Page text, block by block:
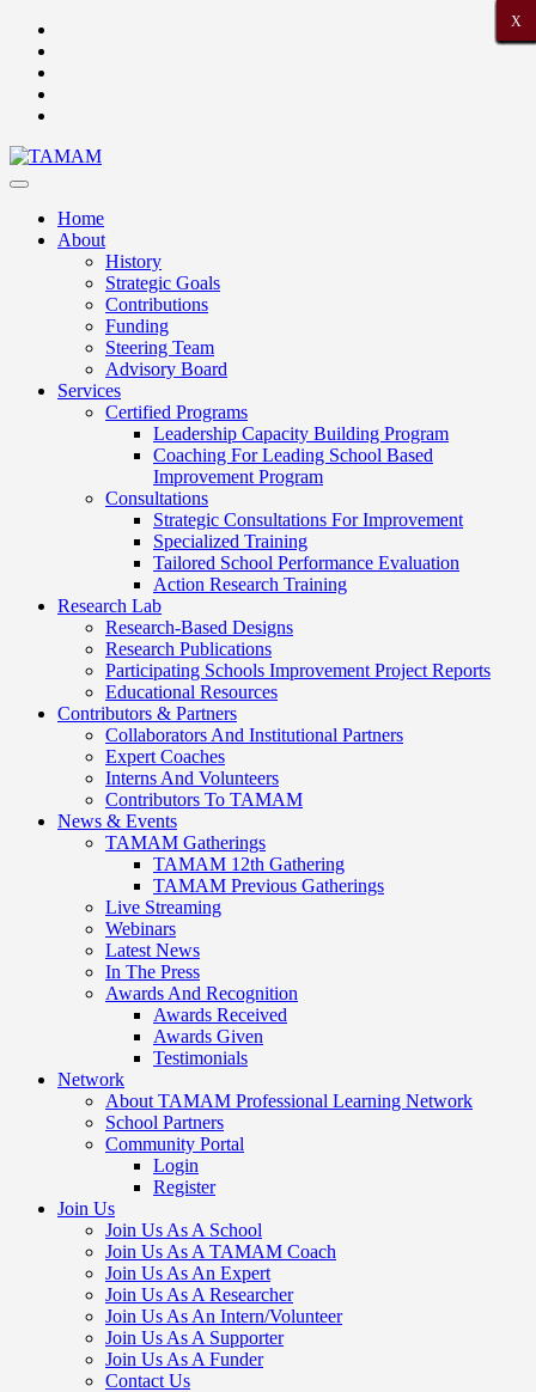
Home
About
History
Strategic Goals
Contributions
Funding
Steering Team
Advisory Board
Services
Certified Programs
Leadership Capacity Building Program
Coaching For Leading School Based
Improvement Program
Consultations
Strategic Consultations For Improvement
Specialized Training
Tailored School Performance Evaluation
Action Research Training
Research Lab
Research-Based Designs
Research Publications
Participating Schools Improvement Project Reports
Educational Resources
Contributors & Partners
Collaborators And Institutional Partners
Expert Coaches
Interns And Volunteers
Contributors To TAMAM
News & Events
TAMAM Gatherings
TAMAM 12th Gathering
TAMAM Previous Gatherings
Live Streaming
Webinars
Latest News
In The Press
Awards And Recognition
Awards Received
Awards Given
Testimonials
Network
About TAMAM Professional Learning Network
School Partners
Community Portal
Login
Register
Join Us
Join Us As A School
Join Us As A TAMAM Coach
Join Us As An Expert
Join Us As A Researcher
Join Us As An Intern/Volunteer
Join Us As A Supporter
Join Us As A Funder
Contact Us
X
X
X
X
X
X
X
X
X
X
X
X
X
X
X
X
X
X
X
X
X